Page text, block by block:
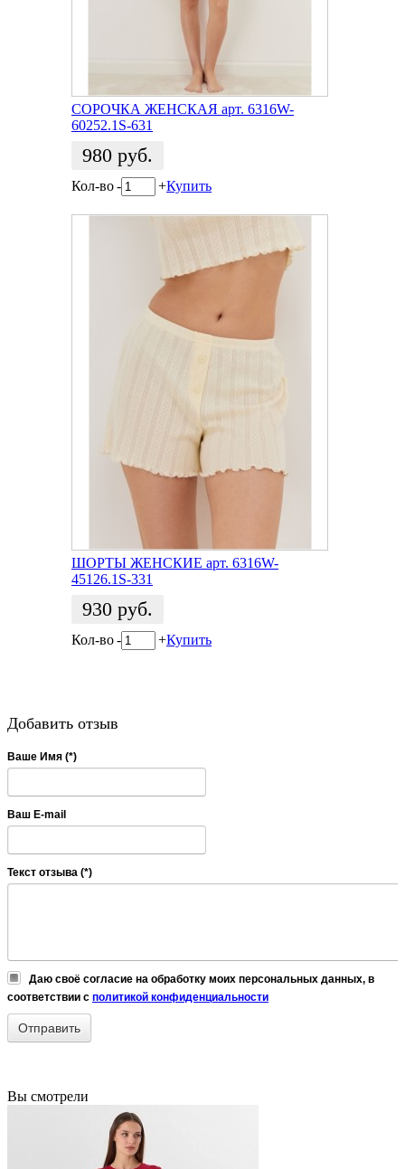
СОРОЧКА ЖЕНСКАЯ арт. 6316W-
60252.1S-631
980 руб.
Кол-во- +Купить
ШОРТЫ ЖЕНСКИЕ арт. 6316W-
45126.1S-331
930 руб.
Кол-во- +Купить
Добавить отзыв
Ваше Имя (*)
Ваш E-mail
Текст отзыва (*)
Даю своё согласие на обработку моих персональных данных, в
соответствии с политикой конфиденциальности
Вы смотрели